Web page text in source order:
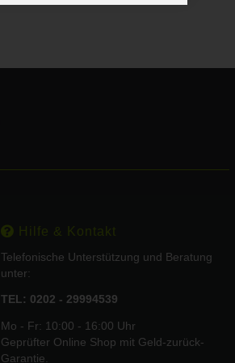
Hilfe & Kontakt
Telefonische Unterstützung und Beratung
unter:
TEL: 0202 - 29994539
Mo - Fr: 10:00 - 16:00 Uhr
Geprüfter Online Shop mit Geld-zurück-
Garantie.